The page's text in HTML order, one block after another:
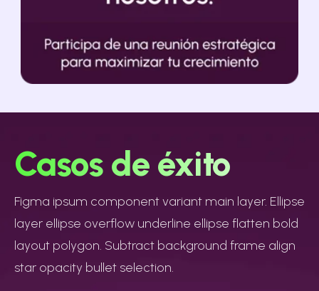
Casos de éxito
Figma ipsum component variant main layer. Ellipse
layer ellipse overflow underline ellipse flatten bold
layout polygon. Subtract background frame align
star opacity bullet selection.